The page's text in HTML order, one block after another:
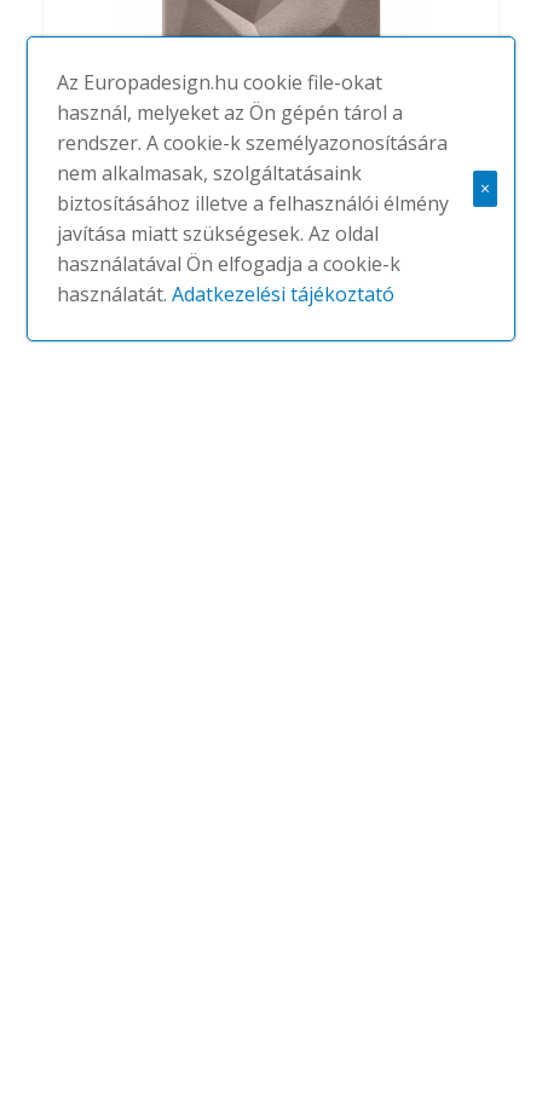
Vevey Acoustic
Az Europadesign.hu cookie file-okat
használ, melyeket az Ön gépén tárol a
rendszer. A cookie-k személyazonosítására
nem alkalmasak, szolgáltatásaink
biztosításához illetve a felhasználói élmény
javítása miatt szükségesek. Az oldal
használatával Ön elfogadja a cookie-k
használatát.Adatkezelési tájékoztató
×